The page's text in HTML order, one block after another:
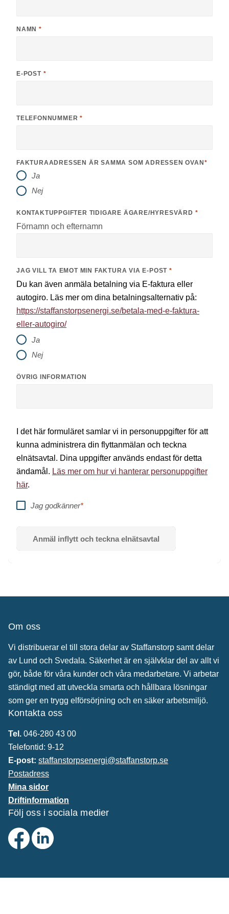
NAMN *
E-POST *
TELEFONNUMMER*
FAKTURAADRESSEN ÄR SAMMA SOM ADRESSEN OVAN*
Ja
Nej
KONTAKTUPPGIFTER TIDIGARE ÄGARE/HYRESVÄRD *
Förnamn och efternamn
JAG VILL TA EMOT MIN FAKTURA VIA E-POST *
Du kan även anmäla betalning via E-faktura eller
autogiro. Läs mer om dina betalningsalternativ på:
https://staffanstorpsenergi.se/betala-med-e-faktura-
eller-autogiro/
Ja
Nej
ÖVRIG INFORMATION
I det här formuläret samlar vi in personuppgifter för att
kunna administrera din flyttanmälan och teckna
elnätsavtal. Dina uppgifter används endast för detta
ändamål. Läs mer om hur vi hanterar personuppgifter
här.
Jag godkänner*
Anmäl inflytt och teckna elnätsavtal
Om oss
Vi distribuerar el till stora delar av Staffanstorp samt delar
av Lund och Svedala. Säkerhet är en självklar del av allt vi
gör, både för våra kunder och våra medarbetare. Vi arbetar
ständigt med att utveckla smarta och hållbara lösningar
som ger en trygg elförsörjning och en säker arbetsmiljö.
Kontakta oss
Tel. 046-280 43 00
Telefontid: 9-12
E-post: staffanstorpsenergi@staffanstorp.se
Postadress
Mina sidor
Driftinformation
Följ oss i sociala medier